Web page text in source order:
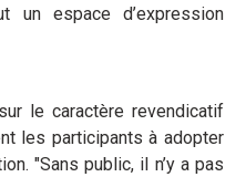
un espace d’expression
le caractère revendicatif
les participants à adopter
"Sans public, il n’y a pas